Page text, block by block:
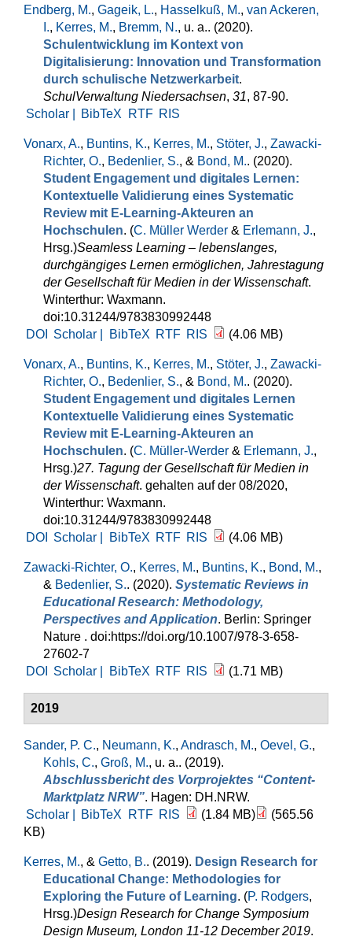
Endberg, M., Gageik, L., Hasselkuß, M., van Ackeren,
I., Kerres, M., Bremm, N., u. a.. (2020).
Schulentwicklung im Kontext von
Digitalisierung: Innovation und Transformation
durch schulische Netzwerkarbeit.
SchulVerwaltung Niedersachsen, 31, 87-90.
Scholar |
BibTeX RTF RIS
Vonarx, A., Buntins, K., Kerres, M., Stöter, J., Zawacki-
Richter, O., Bedenlier, S., & Bond, M.. (2020).
Student Engagement und digitales Lernen:
Kontextuelle Validierung eines Systematic
Review mit E-Learning-Akteuren an
Hochschulen. (C. Müller Werder & Erlemann, J.,
Hrsg.)Seamless Learning – lebenslanges,
durchgängiges Lernen ermöglichen, Jahrestagung
der Gesellschaft für Medien in der Wissenschaft.
Winterthur: Waxmann.
doi:10.31244/9783830992448
DOI
Scholar | BibTeX RTF RIS (4.06 MB)
Vonarx, A., Buntins, K., Kerres, M., Stöter, J., Zawacki-
Richter, O., Bedenlier, S., & Bond, M.. (2020).
Student Engagement und digitales Lernen
Kontextuelle Validierung eines Systematic
Review mit E-Learning-Akteuren an
Hochschulen. (C. Müller-Werder & Erlemann, J.,
Hrsg.)27. Tagung der Gesellschaft für Medien in
der Wissenschaft. gehalten auf der 08/2020,
Winterthur: Waxmann.
doi:10.31244/9783830992448
DOI
Scholar | BibTeX RTF RIS (4.06 MB)
Zawacki-Richter, O., Kerres, M., Buntins, K., Bond, M.,
& Bedenlier, S.. (2020). Systematic Reviews in
Educational Research: Methodology,
Perspectives and Application. Berlin: Springer
Nature . doi:https://doi.org/10.1007/978-3-658-
27602-7
DOI
Scholar | BibTeX RTF RIS (1.71 MB)
2019
Sander, P. C., Neumann, K., Andrasch, M., Oevel, G.,
Kohls, C., Groß, M., u. a.. (2019).
Abschlussbericht des Vorprojektes “Content-
Marktplatz NRW”. Hagen: DH.NRW.
Scholar |
BibTeX RTF RIS (1.84 MB)
(565.56
KB)
Kerres, M., & Getto, B.. (2019). Design Research for
Educational Change: Methodologies for
Exploring the Future of Learning. (P. Rodgers,
Hrsg.)Design Research for Change Symposium
Design Museum, London 11-12 December 2019.